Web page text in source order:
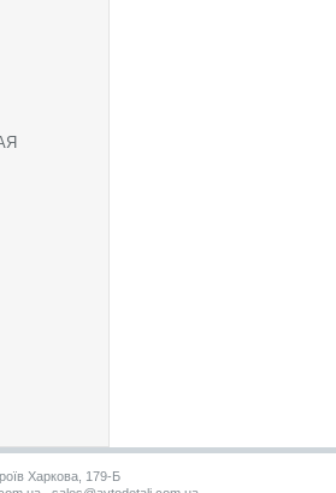
Харкова, 179-Б